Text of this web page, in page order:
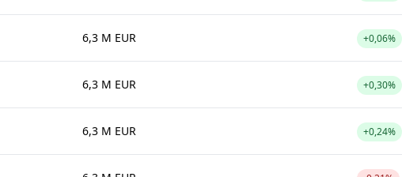
6,3 M EUR +0,06%
6,3 M EUR +0,30%
6,3 M EUR +0,24%